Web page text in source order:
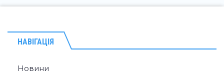
НАВІГАЦІЯ
Новини